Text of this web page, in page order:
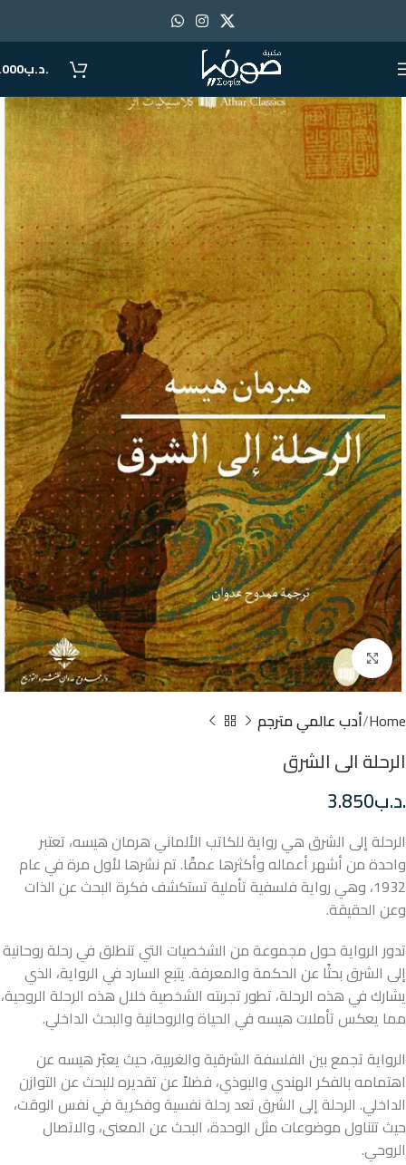
.د.ب
Click to enlarge
Home أدب عالمي مترجم
الرحلة الى الشرق
.د.ب3.850
الرحلة إلى الشرق هي رواية للكاتب الألماني هرمان هيسه، تعتبر
واحدة من أشهر أعماله وأكثرها عمقًا. تم نشرها لأول مرة في عام
1932، وهي رواية فلسفية تأملية تستكشف فكرة البحث عن الذات
وعن الحقيقة.
تدور الرواية حول مجموعة من الشخصيات التي تنطلق في رحلة روحانية
إلى الشرق بحثًا عن الحكمة والمعرفة. يتبع السارد في الرواية، الذي
يشارك في هذه الرحلة، تطور تجربته الشخصية خلال هذه الرحلة الروحية،
مما يعكس تأملات هيسه في الحياة والروحانية والبحث الداخلي.
الرواية تجمع بين الفلسفة الشرقية والغربية، حيث يعبّر هيسه عن
اهتمامه بالفكر الهندي والبوذي، فضلاً عن تقديره للبحث عن التوازن
الداخلي. الرحلة إلى الشرق تعد رحلة نفسية وفكرية في نفس الوقت،
حيث تتناول موضوعات مثل الوحدة، البحث عن المعنى، والاتصال
الروحي.